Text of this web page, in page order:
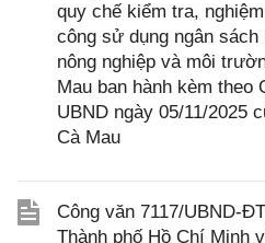
quy chế kiểm tra,
công sử dụng ngân
nông nghiệp và môi
Mau ban hành kèm theo
UBND ngày 05/11/2025
Cà Mau
Công văn 7117/UBND-
Thành phố Hồ Chí Minh